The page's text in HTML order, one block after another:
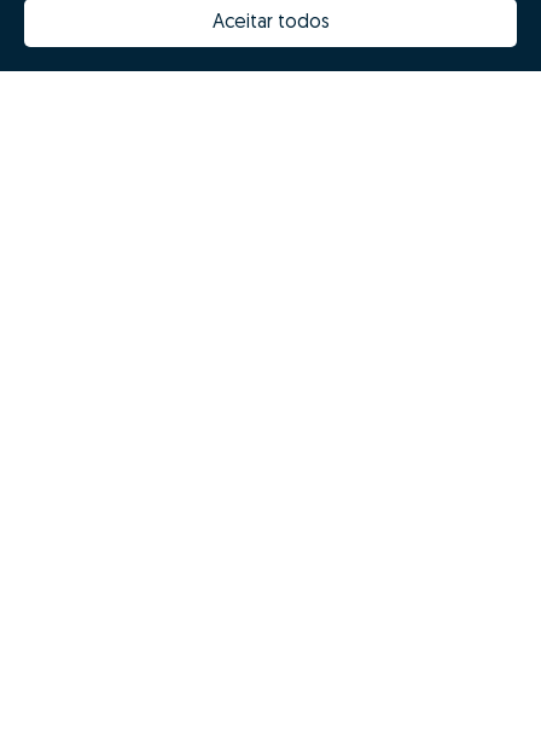
Aceitar todos